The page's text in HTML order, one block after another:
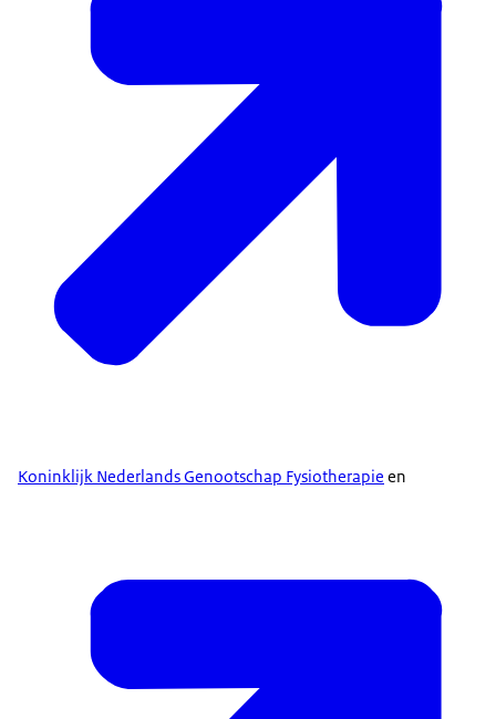
Koninklijk Nederlands Genootschap Fysiotherapie en